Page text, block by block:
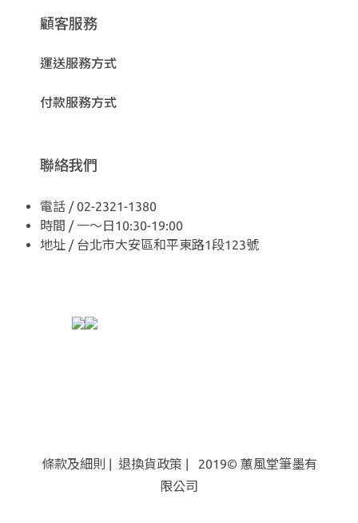
顧客服務
運送服務方式
付款服務方式
聯絡我們
電話 / 02-2321-1380
時間 / 一～日10:30-19:00
地址 / 台北市大安區和平東路1段123號
條款及細則 | 退換貨政策 | 2019© 蕙風堂筆墨有
限公司